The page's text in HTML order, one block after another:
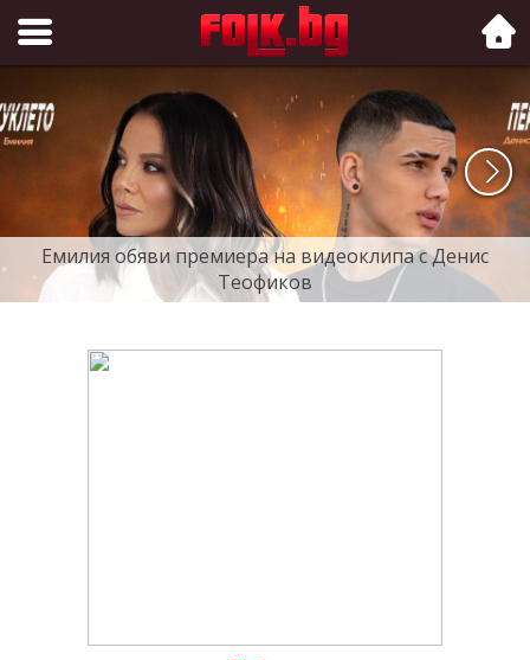
Folk.bg
Емилия обяви премиера на видеоклипа с Денис
Теофиков